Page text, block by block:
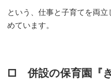
という、仕事と子育てを両
めています。
□ 併設の保育園『